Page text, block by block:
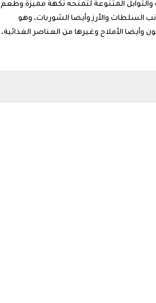
المتنوعة لتمنحه نكهة مميزة وطعم
السلطات والأرز وأيضا الشوربات، وهو
الأملاح وغيرها من العناصر الغذائية،